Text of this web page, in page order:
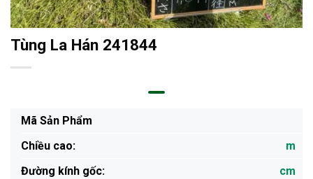
Tùng La Hán 241844
Mã Sản Phẩm
Chiều cao:
m
Đường kính gốc:
cm